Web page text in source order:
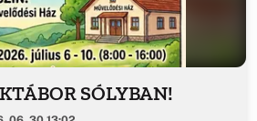
SÓLYBAN!